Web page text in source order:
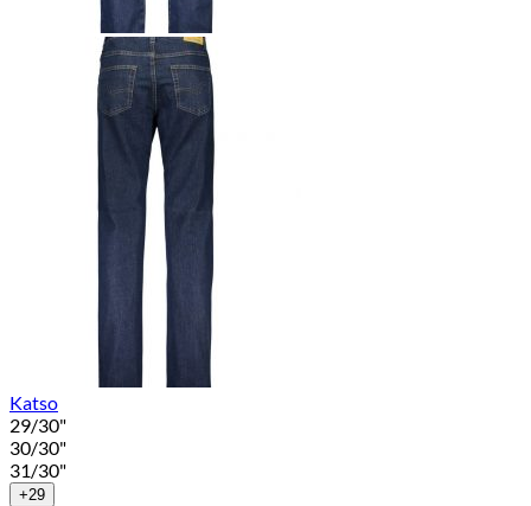
Katso
29/30"
30/30"
31/30"
+29